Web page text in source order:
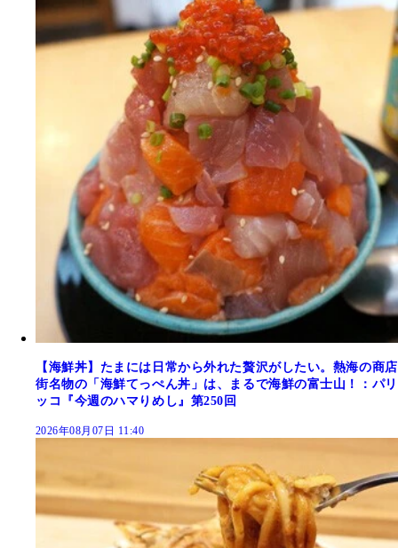
【海鮮丼】たまには日常から外れた贅沢がしたい。熱海の商店
街名物の「海鮮てっぺん丼」は、まるで海鮮の富士山！：パリ
ッコ『今週のハマりめし』第250回
2026年08月07日 11:40